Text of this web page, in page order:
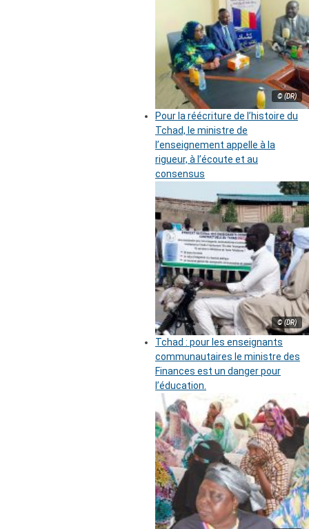
© (DR)
Pour la réécriture de l’histoire du
Tchad, le ministre de
l’enseignement appelle à la
rigueur, à l’écoute et au
consensus
© (DR)
Tchad : pour les enseignants
communautaires le ministre des
Finances est un danger pour
l’éducation.